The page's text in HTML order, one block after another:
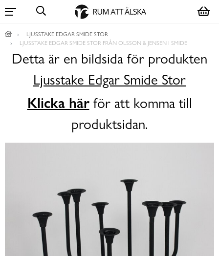
LJUSSTAKE EDGAR SMIDE STOR
LJUSSTAKE EDGAR SMIDE STOR FRÅN OLSSON & JENSEN I SMIDE
Detta är en bildsida för produkten
Ljusstake Edgar Smide Stor
Klicka härför att komma till
produktsidan.